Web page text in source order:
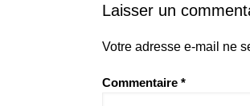
Laisser un
Votre adresse e-mail ne
Commentaire *